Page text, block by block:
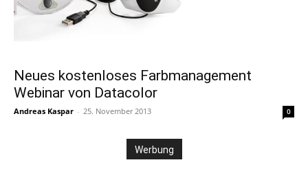
Neues kostenloses Farbmanagement
Webinar von Datacolor
Andreas Kaspar - 25. November 2013 0
Werbung